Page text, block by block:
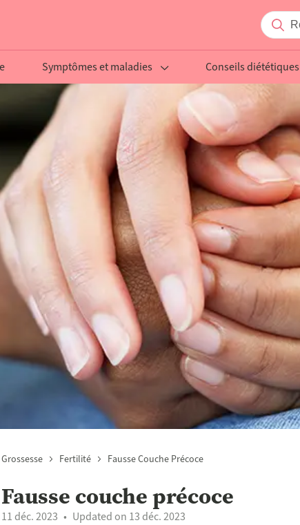
Symptômes et maladies Conseils diététiques
Grossesse Fertilité Fausse Couche Précoce
Fausse couche précoce
11 déc. 2023 Updated on 13 déc. 2023